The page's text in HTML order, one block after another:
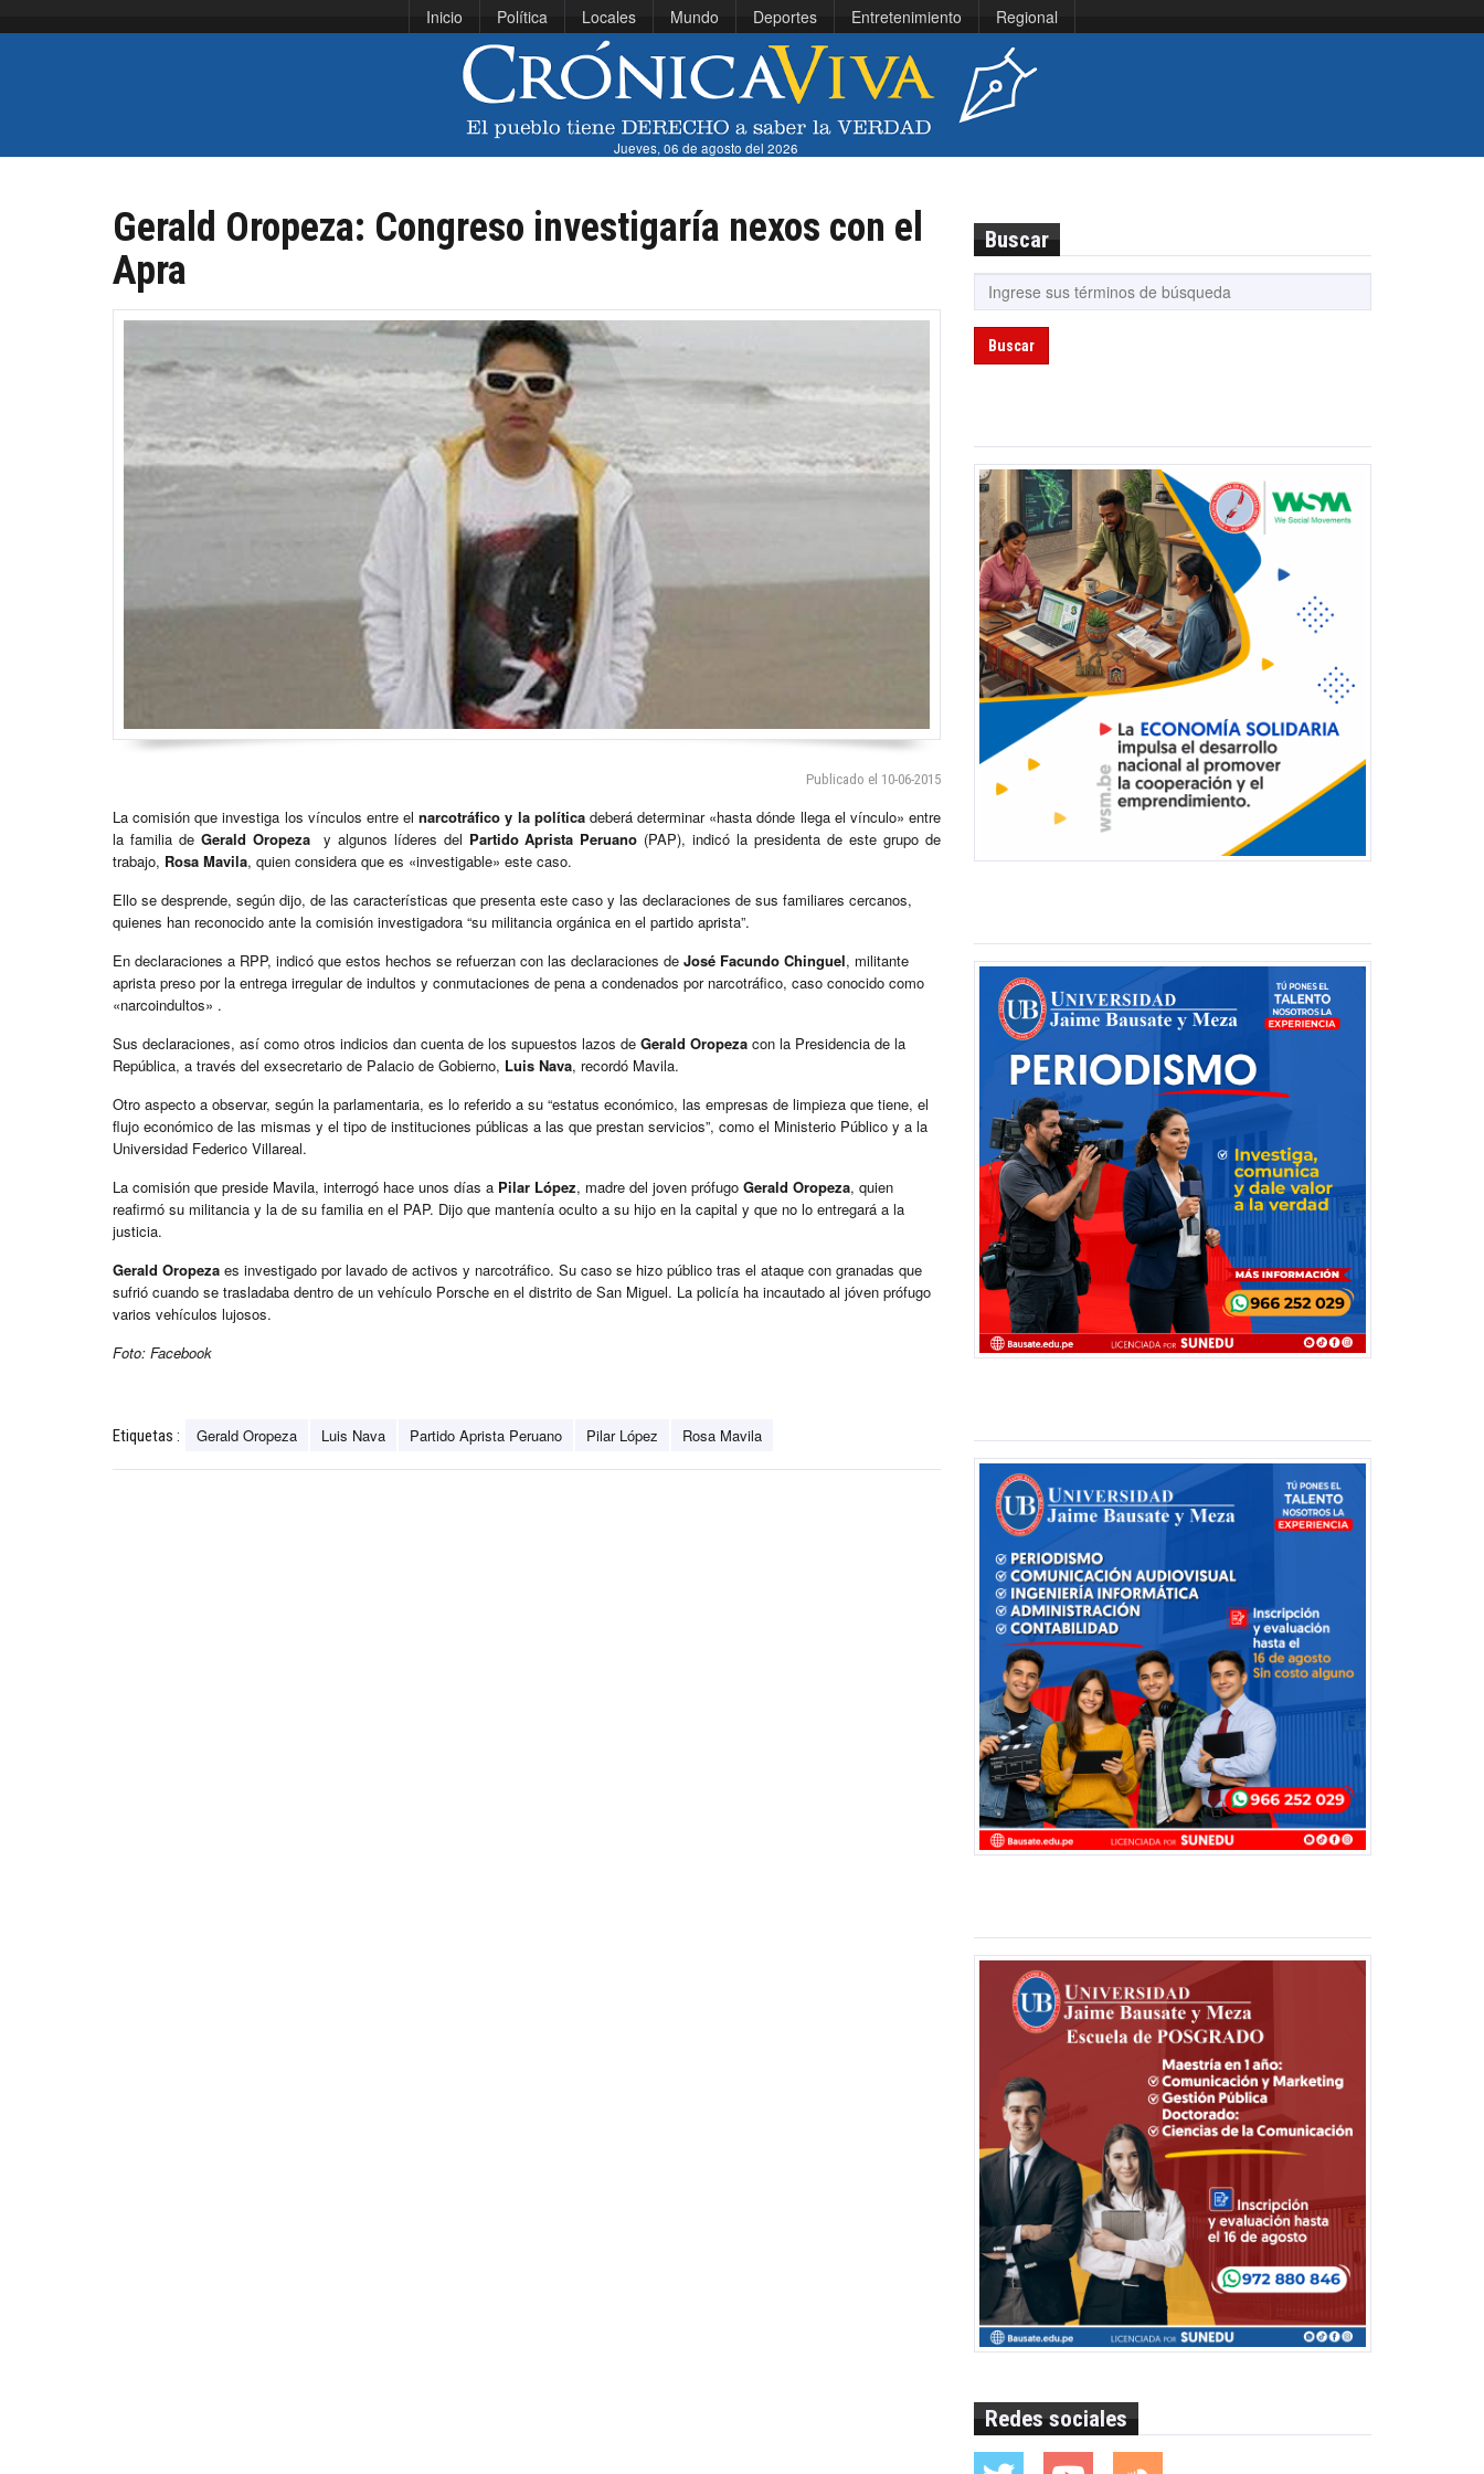
Inicio Política Locales Mundo Deportes Entretenimiento Regional
Jueves, 06 de agosto del 2026
Gerald Oropeza: Congreso investigaría nexos con el
Apra
Publicado el 10-06-2015
La comisión que investiga los vínculos entre elnarcotráfico y la políticadeberá determinar «hasta dónde llega el vínculo» entre
la familia deGerald Oropezay algunos líderes del Partido Aprista Peruano (PAP), indicó la presidenta de este grupo de
trabajo, Rosa Mavila, quien considera que es «investigable» este caso.
Ello se desprende, según dijo, de las características que presenta este caso y las declaraciones de sus familiares cercanos,
quienes han reconocido ante la comisión investigadora “su militancia orgánica en el partido aprista”.
En declaraciones a RPP, indicó que estos hechos se refuerzan con las declaraciones de José Facundo Chinguel, militante
aprista preso por la entrega irregular de indultos y conmutaciones de pena a condenados por narcotráfico, caso conocido como
«narcoindultos» .
Sus declaraciones, así como otros indicios dan cuenta de los supuestos lazos de Gerald Oropeza con la Presidencia de la
República, a través del exsecretario de Palacio de Gobierno, Luis Nava, recordó Mavila.
Otro aspecto a observar, según la parlamentaria, es lo referido a su “estatus económico, las empresas de limpieza que tiene, el
flujo económico de las mismas y el tipo de instituciones públicas a las que prestan servicios”, como el Ministerio Público y a la
Universidad Federico Villareal.
La comisión que preside Mavila, interrogó hace unos días a Pilar López, madre del joven prófugo Gerald Oropeza, quien
reafirmó su militancia y la de su familia en el PAP. Dijo que mantenía oculto a su hijo en la capital y que no lo entregará a la
justicia.
Gerald Oropeza es investigado por lavado de activos y narcotráfico. Su caso se hizo público tras el ataque con granadas que
sufrió cuando se trasladaba dentro de un vehículo Porsche en el distrito de San Miguel. La policía ha incautado al jóven prófugo
varios vehículos lujosos.
Foto: Facebook
Etiquetas : Gerald Oropeza Luis Nava Partido Aprista Peruano Pilar López Rosa Mavila
Buscar
Buscar
Redes sociales